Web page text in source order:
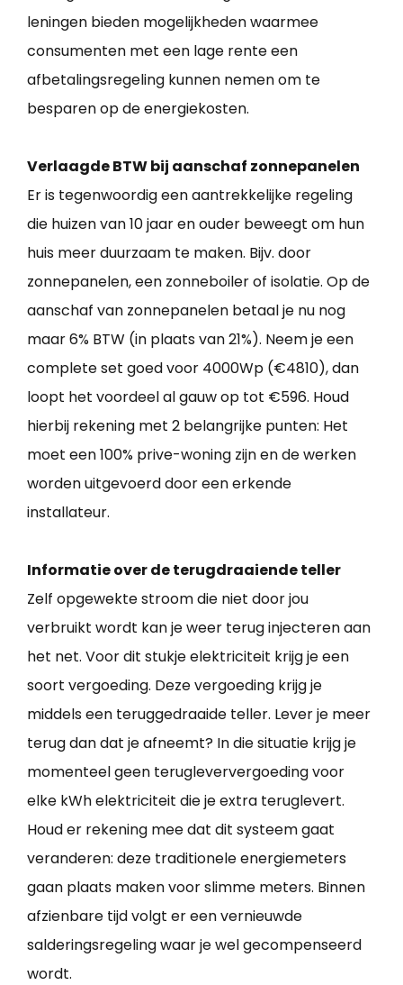
leningen bieden mogelijkheden waarmee
consumenten met een lage rente een
afbetalingsregeling kunnen nemen om te
besparen op de energiekosten.
Verlaagde BTW bij aanschaf zonnepanelen
Er is tegenwoordig een aantrekkelijke regeling
die huizen van 10 jaar en ouder beweegt om hun
huis meer duurzaam te maken. Bijv. door
zonnepanelen, een zonneboiler of isolatie. Op de
aanschaf van zonnepanelen betaal je nu nog
maar 6% BTW (in plaats van 21%). Neem je een
complete set goed voor 4000Wp (€4810), dan
loopt het voordeel al gauw op tot €596. Houd
hierbij rekening met 2 belangrijke punten: Het
moet een 100% prive-woning zijn en de werken
worden uitgevoerd door een erkende
installateur.
Informatie over de terugdraaiende teller
Zelf opgewekte stroom die niet door jou
verbruikt wordt kan je weer terug injecteren aan
het net. Voor dit stukje elektriciteit krijg je een
soort vergoeding. Deze vergoeding krijg je
middels een teruggedraaide teller. Lever je meer
terug dan dat je afneemt? In die situatie krijg je
momenteel geen terugleververgoeding voor
elke kWh elektriciteit die je extra teruglevert.
Houd er rekening mee dat dit systeem gaat
veranderen: deze traditionele energiemeters
gaan plaats maken voor slimme meters. Binnen
afzienbare tijd volgt er een vernieuwde
salderingsregeling waar je wel gecompenseerd
wordt.